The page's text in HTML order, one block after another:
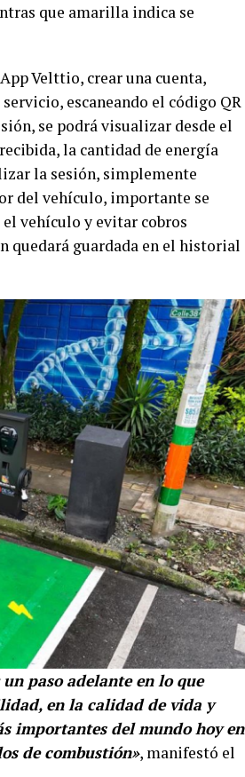
que amarilla indica se
Velttio, crear una cuenta,
escaneando el código QR
se podrá visualizar desde el
la cantidad de energía
la sesión, simplemente
del vehículo, importante se
vehículo y evitar cobros
quedará guardada en el historial
paso adelante en lo que
en la calidad de vida y
importantes del mundo hoy en
de combustión», manifestó el